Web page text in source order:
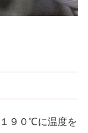
９０℃に温度を